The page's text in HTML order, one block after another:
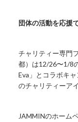
団体の活動を応援
チャリティー専門
都）は12/26〜1/8
Eva」とコラボキ
のチャリティーア
JAMMINのホーム